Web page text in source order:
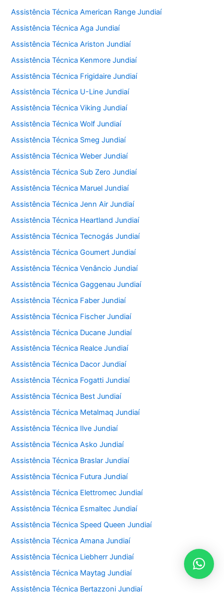
Assistência Técnica American Range Jundiaí
Assistência Técnica Aga Jundiaí
Assistência Técnica Ariston Jundiaí
Assistência Técnica Kenmore Jundiaí
Assistência Técnica Frigidaire Jundiaí
Assistência Técnica U-Line Jundiaí
Assistência Técnica Viking Jundiaí
Assistência Técnica Wolf Jundiaí
Assistência Técnica Smeg Jundiaí
Assistência Técnica Weber Jundiaí
Assistência Técnica Sub Zero Jundiaí
Assistência Técnica Maruel Jundiaí
Assistência Técnica Jenn Air Jundiaí
Assistência Técnica Heartland Jundiaí
Assistência Técnica Tecnogás Jundiaí
Assistência Técnica Goumert Jundiaí
Assistência Técnica Venâncio Jundiaí
Assistência Técnica Gaggenau Jundiaí
Assistência Técnica Faber Jundiaí
Assistência Técnica Fischer Jundiaí
Assistência Técnica Ducane Jundiaí
Assistência Técnica Realce Jundiaí
Assistência Técnica Dacor Jundiaí
Assistência Técnica Fogatti Jundiaí
Assistência Técnica Best Jundiaí
Assistência Técnica Metalmaq Jundiaí
Assistência Técnica Ilve Jundiaí
Assistência Técnica Asko Jundiaí
Assistência Técnica Braslar Jundiaí
Assistência Técnica Futura Jundiaí
Assistência Técnica Elettromec Jundiaí
Assistência Técnica Esmaltec Jundiaí
Assistência Técnica Speed Queen Jundiaí
Assistência Técnica Amana Jundiaí
Assistência Técnica Liebherr Jundiaí
Assistência Técnica Maytag Jundiaí
Assistência Técnica Bertazzoni Jundiaí